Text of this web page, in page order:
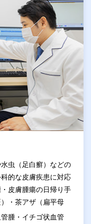
虫（足白癬）などの
的な皮膚疾患に対応
皮膚腫瘍の日帰り手
・茶アザ（扁平母
腫・イチゴ状血管